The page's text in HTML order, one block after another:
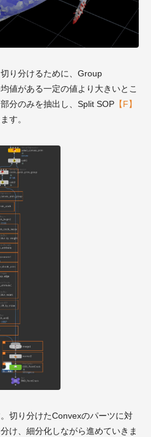
り分けるために、Group
値がある一定の値より大きいとこ
分のみを抽出し、Split SOP 【F】
す。
切り分けたConvexのパーツに対
け、細分化しながら進めていきま